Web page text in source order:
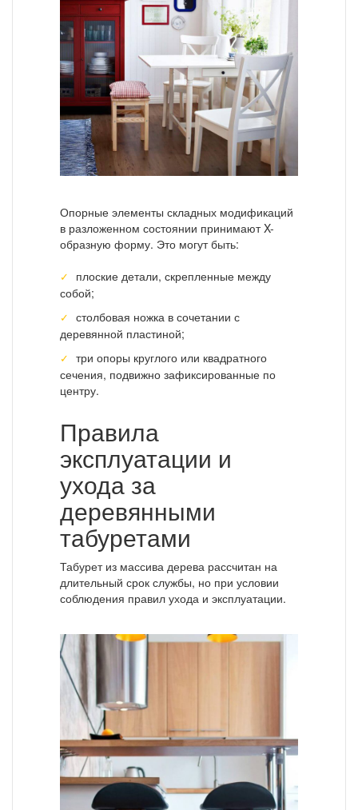
Опорные элементы складных модификаций
в разложенном состоянии принимают X-
образную форму. Это могут быть:
плоские детали, скрепленные между
собой;
столбовая ножка в сочетании с
деревянной пластиной;
три опоры круглого или квадратного
сечения, подвижно зафиксированные по
центру.
Правила
эксплуатации и
ухода за
деревянными
табуретами
Табурет из массива дерева рассчитан на
длительный срок службы, но при условии
соблюдения правил ухода и эксплуатации.